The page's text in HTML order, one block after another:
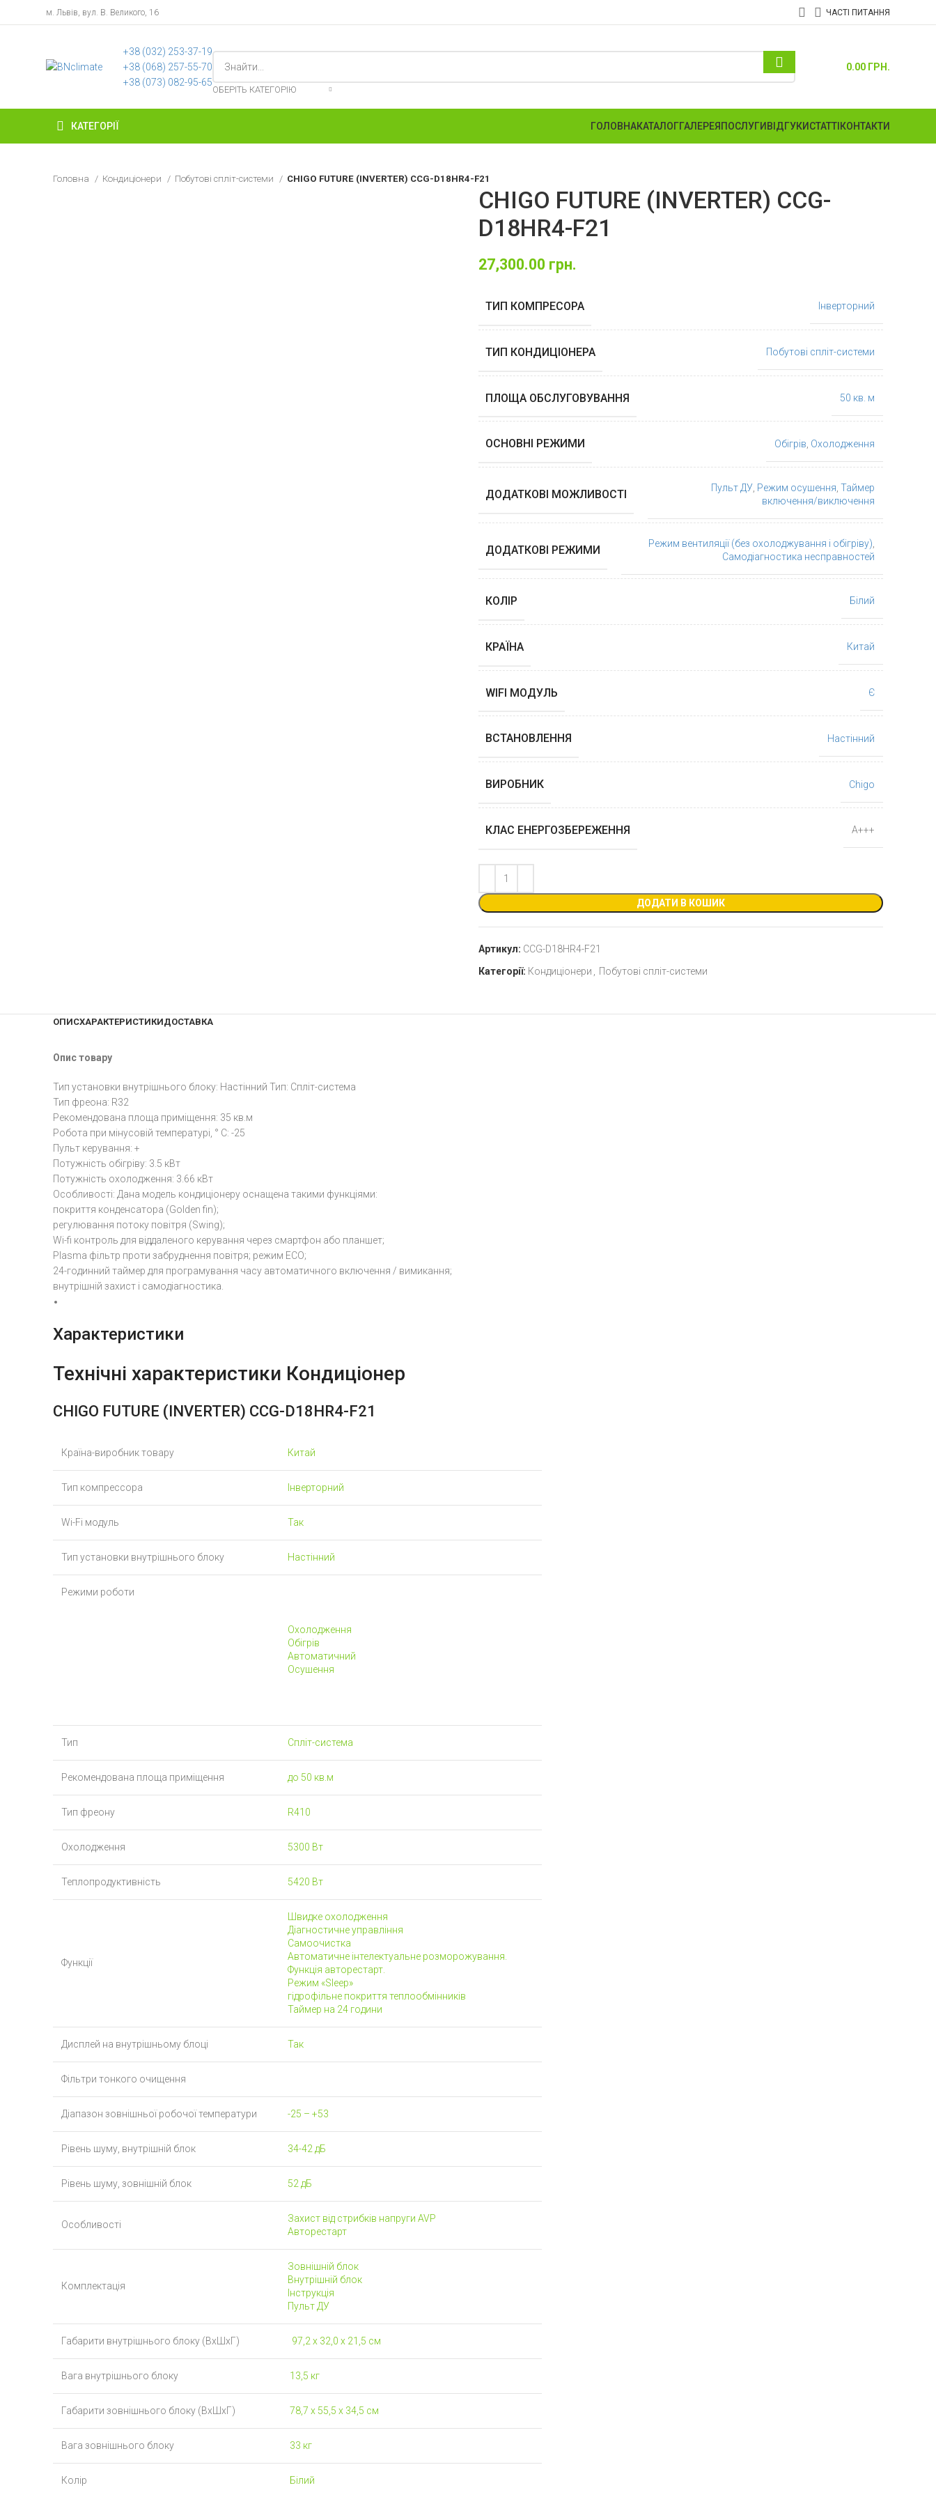
м. Львів, вул. В. Великого, 16 ЧАСТІ ПИТАННЯ
+38 ‎(032) 253-37-19
+38 (068) 257-55-70
+38 (073) 082-95-65
ОБЕРІТЬ КАТЕГОРІЮ
0.00 ГРН.
КАТЕГОРІЇ ГОЛОВНАКАТАЛОГГАЛЕРЕЯ ПОСЛУГИ ВІДГУКИ СТАТТІ КОНТАКТИ
Головна Кондиціонери Побутові спліт-системи CHIGO FUTURE (INVERTER) CCG-D18HR4-F21
CHIGO FUTURE (INVERTER) CCG-
D18HR4-F21
27,300.00 грн.
ТИП КОМПРЕСОРА Інверторний
ТИП КОНДИЦІОНЕРА Побутові спліт-системи
ПЛОЩА ОБСЛУГОВУВАННЯ 50 кв. м
ОСНОВНІ РЕЖИМИ Обігрів Охолодження
ДОДАТКОВІ МОЖЛИВОСТІ Пульт ДУ Режим осушення Таймер
включення/виключення
ДОДАТКОВІ РЕЖИМИ Режим вентиляції (без охолоджування і обігріву)
Самодіагностика несправностей
КОЛІР Білий
КРАЇНА Китай
WIFI МОДУЛЬ Є
ВСТАНОВЛЕННЯ Настінний
ВИРОБНИК Chigo
КЛАС ЕНЕРГОЗБЕРЕЖЕННЯ А+++
ДОДАТИ В КОШИК
Артикул: CCG-D18HR4-F21
Категорії: Кондиціонери Побутові спліт-системи
ОПИСХАРАКТЕРИСТИКИДОСТАВКА
Опис товару
Тип установки внутрішнього блоку: Настінний Тип: Спліт-система
Тип фреона: R32
Рекомендована площа приміщення: 35 кв.м
Робота при мінусовій температурі, ° C: -25
Пульт керування: +
Потужність обігріву: 3.5 кВт
Потужність охолодження: 3.66 кВт
Особливості: Дана модель кондиціонеру оснащена такими функціями:
покриття конденсатора (Golden fin);
регулювання потоку повітря (Swing);
Wi-fi контроль для віддаленого керування через смартфон або планшет;
Plasma фільтр проти забруднення повітря; режим ECO;
24-годинний таймер для програмування часу автоматичного включення / вимикання;
внутрішній захист і самодіагностика.
Характеристики
Технічні характеристики Кондиціонер
CHIGO FUTURE (INVERTER) CCG-D18HR4-F21
Країна-виробник товару Китай
Тип компрессора Інверторний
Wi-Fi модуль Так
Тип установки внутрішнього блоку Настінний
Режими роботи
Охолодження
Обігрів
Автоматичний
Осушення
Тип Спліт-система
Рекомендована площа приміщення до 50 кв.м
Тип фреону R410
Охолодження 5300 Вт
Теплопродуктивність 5420 Вт
Функції
Швидке охолодження
Діагностичне управління
Самоочистка
Автоматичне інтелектуальне розморожування.
Функція авторестарт.
Режим «Sleep»
гідрофільне покриття теплообмінників
Таймер на 24 години
Дисплей на внутрішньому блоці Так
Фільтри тонкого очищення
Діапазон зовнішньої робочої температури -25 – +53
Рівень шуму, внутрішній блок 34-42 дБ
Рівень шуму, зовнішній блок 52 дБ
Особливості
Захист від стрибків напруги AVP
Авторестарт
Комплектація
Зовнішній блок
Внутрішній блок
Інструкція
Пульт ДУ
Габарити внутрішнього блоку (ВхШхГ) 97,2 x 32,0 x 21,5 см
Вага внутрішнього блоку 13,5 кг
Габарити зовнішнього блоку (ВхШхГ) 78,7 x 55,5 x 34,5 см
Вага зовнішнього блоку 33 кг
Колір Білий